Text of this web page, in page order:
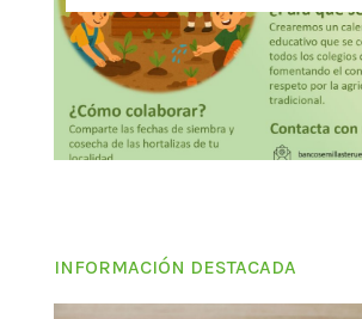
INFORMACIÓN DESTACADA